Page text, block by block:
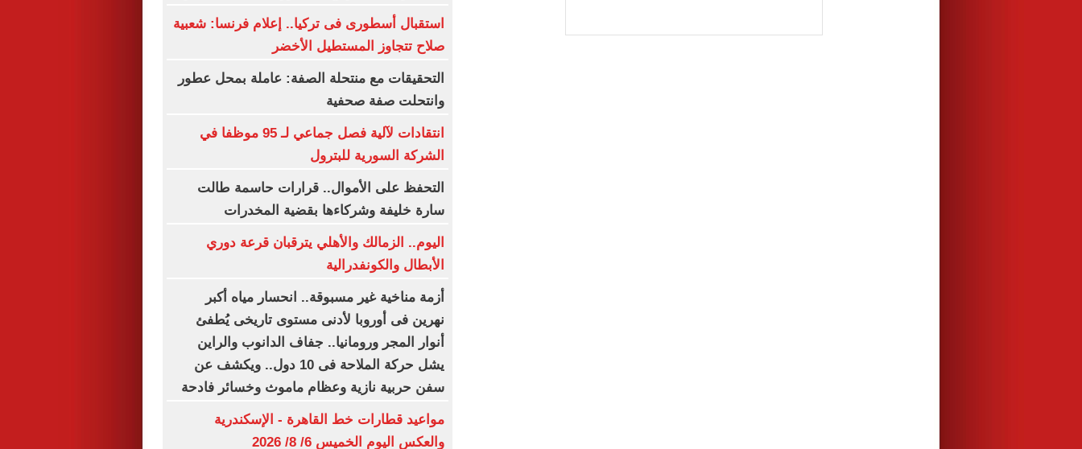
استقبال أسطورى فى تركيا.. إعلام فرنسا: شعبية
صلاح تتجاوز المستطيل الأخضر
التحقيقات مع منتحلة الصفة: عاملة بمحل عطور
وانتحلت صفة صحفية
انتقادات لآلية فصل جماعي لـ 95 موظفا في
الشركة السورية للبترول
التحفظ على الأموال.. قرارات حاسمة طالت
سارة خليفة وشركاءها بقضية المخدرات
اليوم.. الزمالك والأهلي يترقبان قرعة دوري
الأبطال والكونفدرالية
أزمة مناخية غير مسبوقة.. انحسار مياه أكبر
نهرين فى أوروبا لأدنى مستوى تاريخى يُطفئ
أنوار المجر ورومانيا.. جفاف الدانوب والراين
يشل حركة الملاحة فى 10 دول.. ويكشف عن
سفن حربية نازية وعظام ماموث وخسائر فادحة
مواعيد قطارات خط القاهرة - الإسكندرية
والعكس اليوم الخميس 6/ 8/ 2026